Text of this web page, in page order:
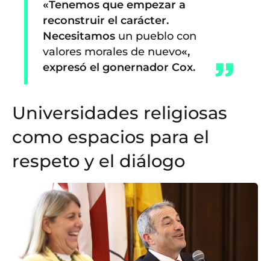
«Tenemos que empezar a
reconstruir el carácter.
Necesitamos un pueblo con
valores morales de nuevo«,
expresó el gonernador Cox.
Universidades religiosas
como espacios para el
respeto y el diálogo